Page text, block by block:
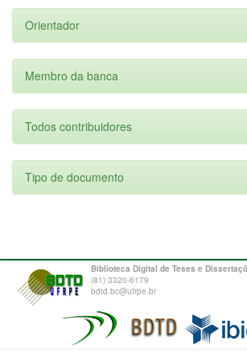
Orientador
Membro da banca
Todos contribuidores
Tipo de documento
Biblioteca Digital de Teses e
(81) 3320-6179
bdtd.bc@ufrpe.br